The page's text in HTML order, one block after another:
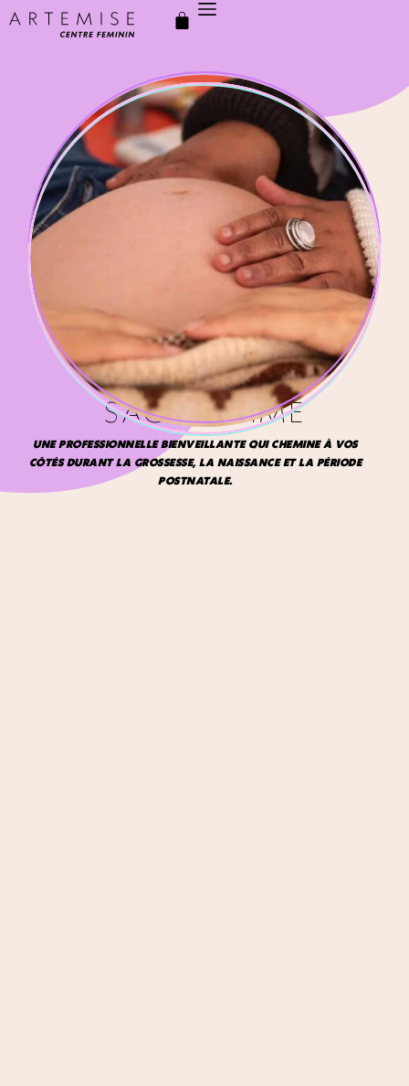
SAGE-FEMME
UNE PROFESSIONNELLE BIENVEILLANTE QUI CHEMINE À VOS
CÔTÉS DURANT LA GROSSESSE, LA NAISSANCE ET LA PÉRIODE
POSTNATALE.